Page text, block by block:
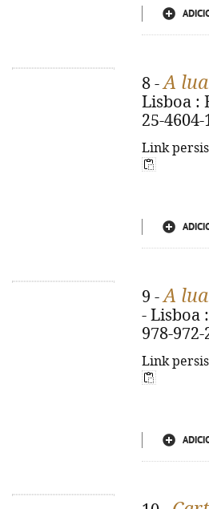
8 -A
Lisboa :
25-4604-
Link
9 -A
- Lisboa
978-
Link